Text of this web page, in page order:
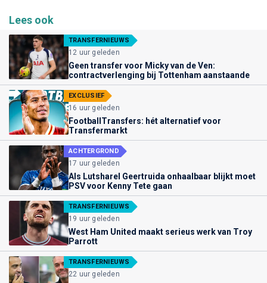
Lees ook
TRANSFERNIEUWS
12 uur geleden
Geen transfer voor Micky van de Ven:
contractverlenging bij Tottenham aanstaande
EXCLUSIEF
16 uur geleden
FootballTransfers: hét alternatief voor
Transfermarkt
ACHTERGROND
17 uur geleden
Als Lutsharel Geertruida onhaalbaar blijkt moet
PSV voor Kenny Tete gaan
TRANSFERNIEUWS
19 uur geleden
West Ham United maakt serieus werk van Troy
Parrott
TRANSFERNIEUWS
22 uur geleden